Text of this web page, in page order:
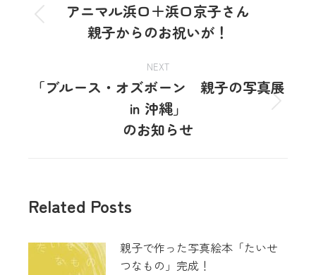
アニマル浜口＋浜口京子さん
親子からのお祝いが！
NEXT
「ブルース・オズボーン 親子の写真展
in 沖縄」
のお知らせ
Related Posts
親子で作った写真絵本「たいせ
つなもの」完成！